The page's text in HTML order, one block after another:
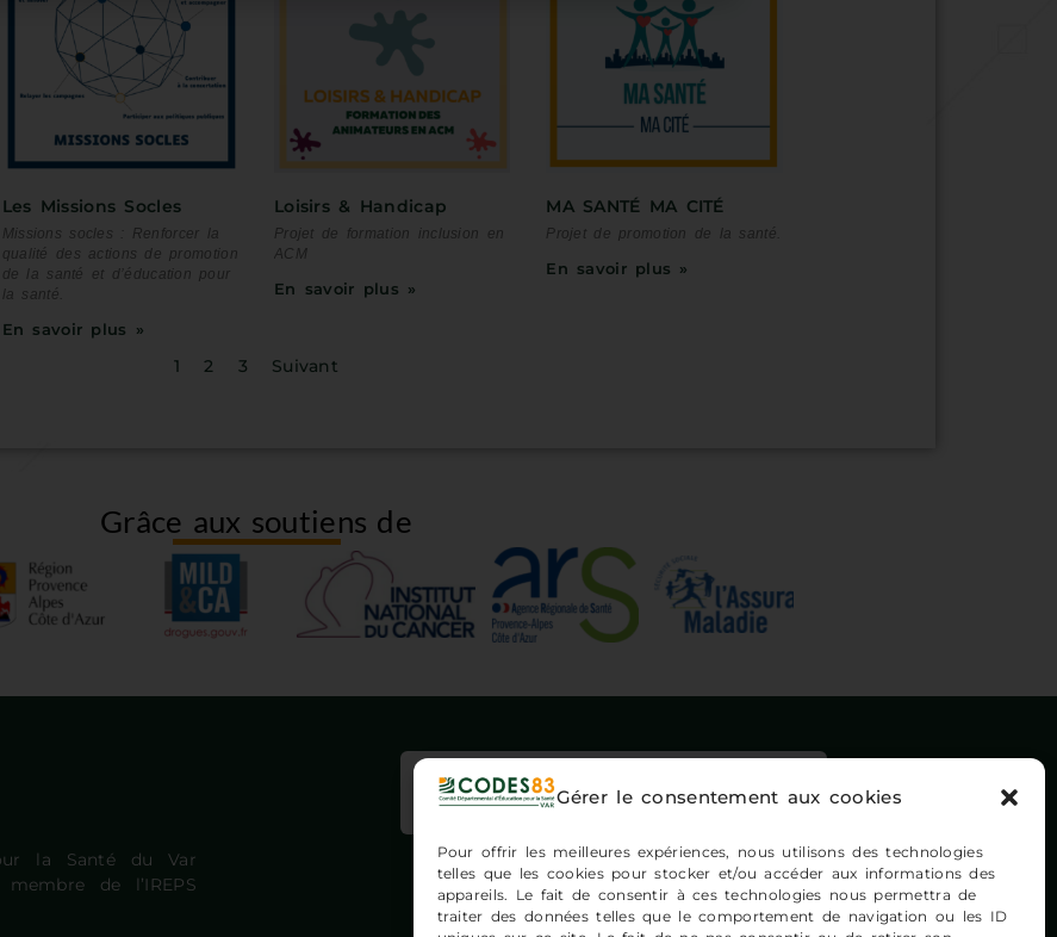
Gérer le consentement aux cookies
Pour offrir les meilleures expériences, nous utilisons des technologies
telles que les cookies pour stocker et/ou accéder aux informations des
appareils. Le fait de consentir à ces technologies nous permettra de
traiter des données telles que le comportement de navigation ou les ID
Les Missions Socles
Missions socles : Renforcer la
qualité des actions de promotion
de la santé et d’éducation pour
la santé.
En savoir plus »
Loisirs & Handicap
Projet de formation inclusion en
ACM
En savoir plus »
MA SANTÉ MA CITÉ
Projet de promotion de la santé.
En savoir plus »
1 2 3 Suivant
Grâce aux soutiens de
la Santé du Var
de l’IREPS
Inscription newsletters
contact@codes83.org